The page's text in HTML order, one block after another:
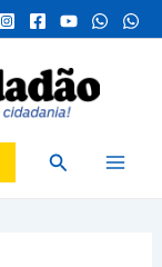
Pesquisar